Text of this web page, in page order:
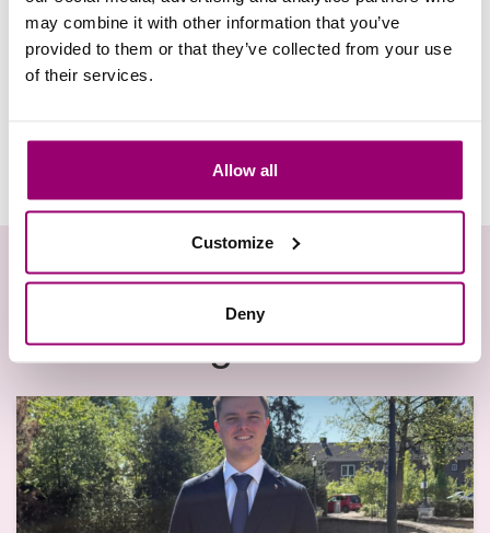
may combine it with other information that you’ve
provided to them or that they’ve collected from your use
of their services.
Allow all
Customize
Deny
houden. Niets kan je harder pushen dan je eigen
gedachten. Houd je doelen in gedachten, je pad in het
vizier, en je zult zien dat alles op zijn plaats valt.
Uitgelicht